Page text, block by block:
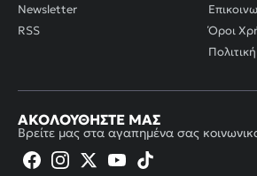
Newsletter
RSS
Όροι
ΑΚΟΛΟΥΘΉΣΤΕ ΜΑΣ
Βρείτε μας στα αγαπημένα σας